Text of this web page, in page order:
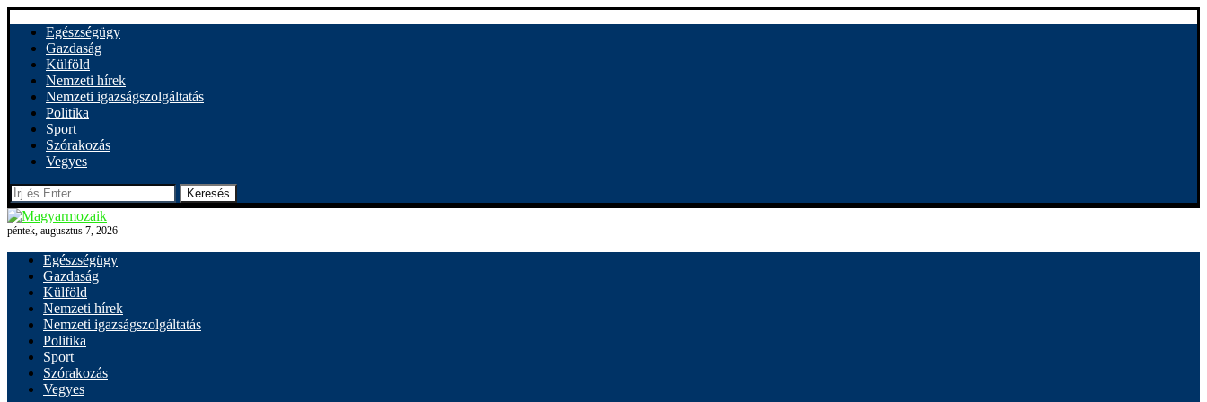
Egészségügy
Gazdaság
Külföld
Nemzeti hírek
Nemzeti igazságszolgáltatás
Politika
Sport
Szórakozás
Vegyes
Keresés
péntek, augusztus 7, 2026
Egészségügy
Gazdaság
Külföld
Nemzeti hírek
Nemzeti igazságszolgáltatás
Politika
Sport
Szórakozás
Vegyes